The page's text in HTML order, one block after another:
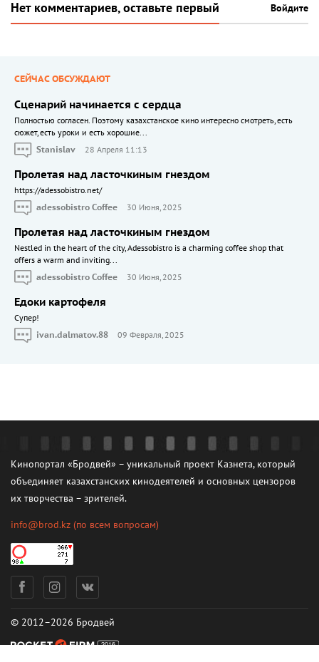
Нет комментариев, оставьте первый Войдите
СЕЙЧАС ОБСУЖДАЮТ
Сценарий начинается с сердца
Полностью согласен. Поэтому казахстанское кино интересно смотреть, есть
сюжет, есть уроки и есть хорошие...
Stanislav
28 Апреля 11:13
Пролетая над ласточкиным гнездом
https://adessobistro.net/
adessobistro Coffee
30 Июня, 2025
Пролетая над ласточкиным гнездом
Nestled in the heart of the city, Adessobistro is a charming coffee shop that
offers a warm and inviting...
adessobistro Coffee
30 Июня, 2025
Едоки картофеля
Cупер!
ivan.dalmatov.88
09 Февраля, 2025
Кинопортал «Бродвей» – уникальный проект Казнета, который
объединяет казахстанских кинодеятелей и основных цензоров
их творчества – зрителей.
info@brod.kz (по всем вопросам)
© 2012–2026 Бродвей